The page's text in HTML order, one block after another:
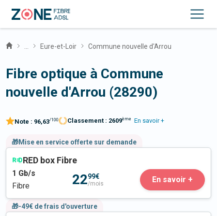
Eure-et-Loir Commune nouvelle d'Arrou
Fibre optique à Commune
nouvelle d'Arrou (28290)
Note : 96,63/100 Classement : 2609ème En savoir +
🎁Mise en service offerte sur demande
RED box Fibre
1 Gb/s
Fibre
2299€
/mois En savoir +
🎁-49€ de frais d'ouverture